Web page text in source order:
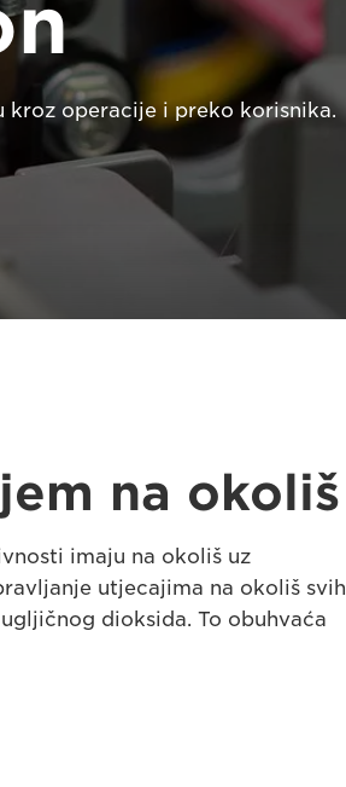
kroz operacije i preko korisnika.
na okoliš
imaju na okoliš uz
utjecajima na okoliš svih
dioksida. To obuhvaća